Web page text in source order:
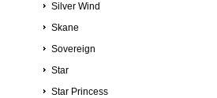
Silver Wind
Skane
Sovereign
Star
Star Princess